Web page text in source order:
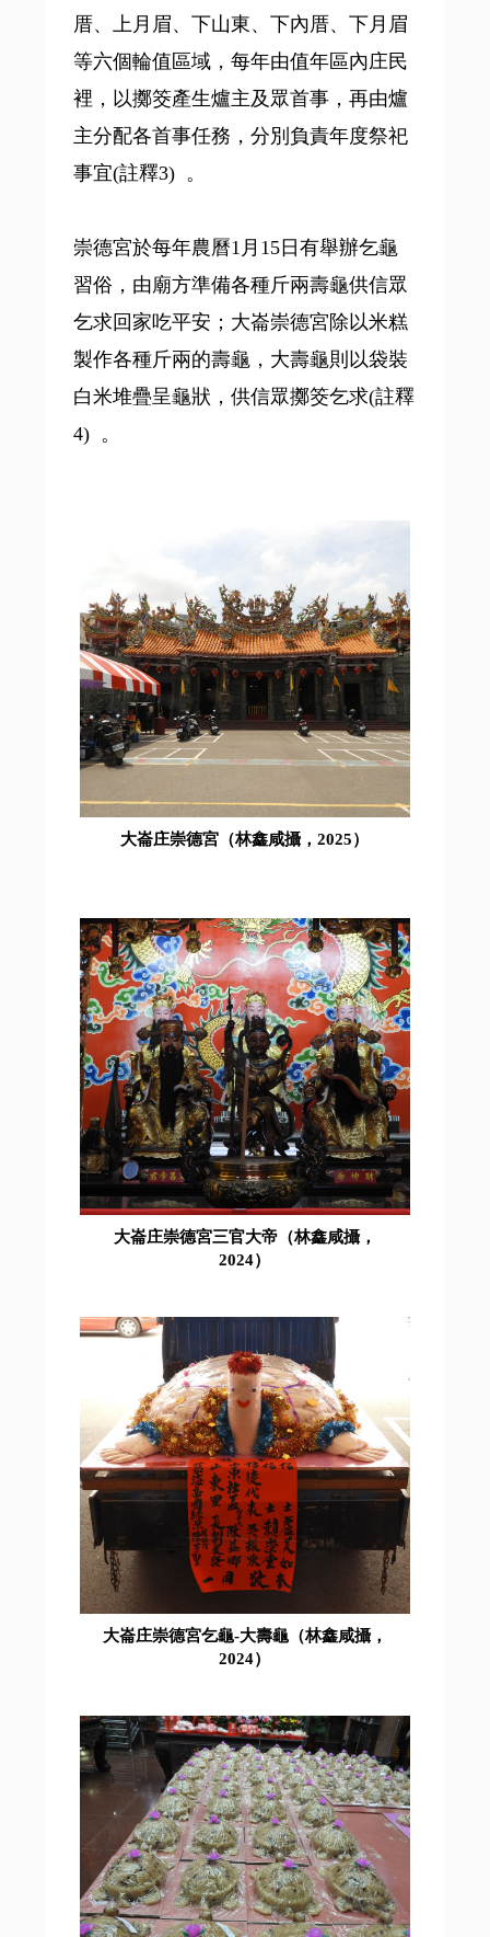
厝、上月眉、下山東、下內厝、下月眉
等六個輪值區域，每年由值年區內庄民
裡，以擲筊產生爐主及眾首事，再由爐
主分配各首事任務，分別負責年度祭祀
事宜(註釋3) 。
崇德宮於每年農曆1月15日有舉辦乞龜
習俗，由廟方準備各種斤兩壽龜供信眾
乞求回家吃平安；大崙崇德宮除以米糕
製作各種斤兩的壽龜，大壽龜則以袋裝
白米堆疊呈龜狀，供信眾擲筊乞求(註釋
4) 。
大崙庄崇德宮（林鑫咸攝，2025）
大崙庄崇德宮三官大帝（林鑫咸攝，
2024）
大崙庄崇德宮乞龜-大壽龜（林鑫咸攝，
2024）